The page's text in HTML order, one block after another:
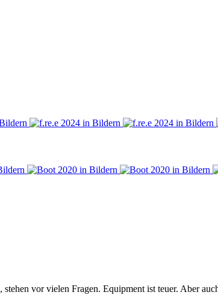
vor vielen Fragen. Equipment ist teuer. Aber